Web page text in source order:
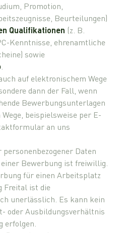
Promotion,
Beurteilungen)
Qualifikationen (z. B.
Kenntnisse, ehrenamtliche
sowie
auf elektronischem Wege
dann der Fall, wenn
Bewerbungsunterlagen
beispielsweise per E-
an uns
Daten
Bewerbung ist freiwillig.
für einen Arbeitsplatz
Freital ist die
unerlässlich. Es kann kein
oder Ausbildungsverhältnis
erfolgen.